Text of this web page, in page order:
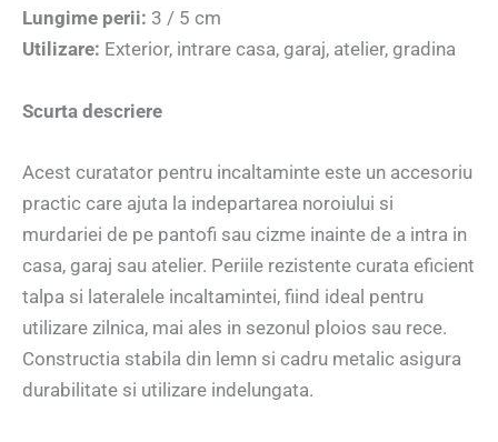
Lungime perii: 3 / 5 cm
Utilizare: Exterior, intrare casa, garaj, atelier, gradina
Scurta descriere
Acest curatator pentru incaltaminte este un accesoriu
practic care ajuta la indepartarea noroiului si
murdariei de pe pantofi sau cizme inainte de a intra in
casa, garaj sau atelier. Periile rezistente curata eficient
talpa si lateralele incaltamintei, fiind ideal pentru
utilizare zilnica, mai ales in sezonul ploios sau rece.
Constructia stabila din lemn si cadru metalic asigura
durabilitate si utilizare indelungata.